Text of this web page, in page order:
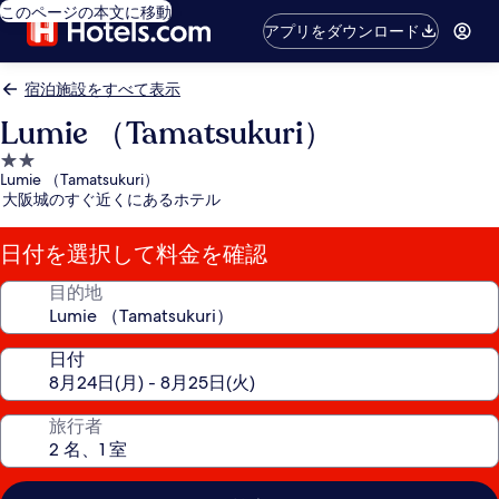
このページの本文に移動
アプリをダウンロード
宿泊施設をすべて表示
Lumie （Tamatsukuri）
2.0
つ
星
宿
泊
施
Lumie （Tamatsukuri）
大阪城のすぐ近くにあるホテル
日付を選択して料金を確認
目的地
日付
旅行者